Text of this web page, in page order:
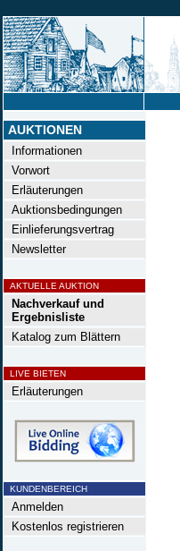
AUKTIONEN
Informationen
Vorwort
Erläuterungen
Auktionsbedingungen
Einlieferungsvertrag
Newsletter
AKTUELLE AUKTION
Nachverkauf und
Ergebnisliste
Katalog zum Blättern
LIVE BIETEN
Erläuterungen
KUNDENBEREICH
Anmelden
Kostenlos registrieren